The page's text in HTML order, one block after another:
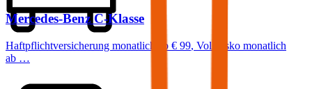
Mercedes-Benz C-Klasse
Haftpflichtversicherung monatlich ab € 99, Vollkasko monatlich
ab …